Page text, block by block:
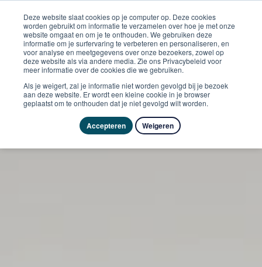
Deze website slaat cookies op je computer op. Deze cookies
worden gebruikt om informatie te verzamelen over hoe je met onze
website omgaat en om je te onthouden. We gebruiken deze
informatie om je surfervaring te verbeteren en personaliseren, en
voor analyse en meetgegevens over onze bezoekers, zowel op
deze website als via andere media. Zie ons Privacybeleid voor
meer informatie over de cookies die we gebruiken.
Als je weigert, zal je informatie niet worden gevolgd bij je bezoek
aan deze website. Er wordt een kleine cookie in je browser
geplaatst om te onthouden dat je niet gevolgd wilt worden.
Accepteren Weigeren